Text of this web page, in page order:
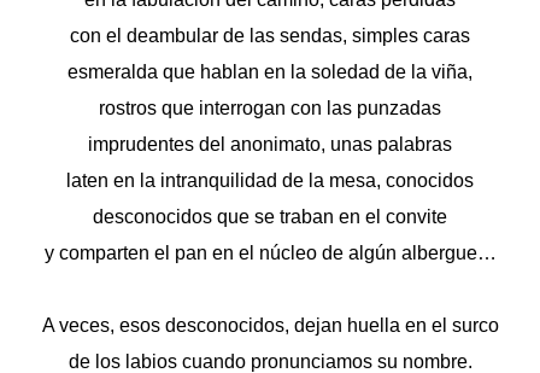
con el deambular de las sendas, simples caras
esmeralda que hablan en la soledad de la viña,
rostros que interrogan con las punzadas
imprudentes del anonimato, unas palabras
laten en la intranquilidad de la mesa, conocidos
desconocidos que se traban en el convite
y comparten el pan en el núcleo de algún albergue…
A veces, esos desconocidos, dejan huella en el surco
de los labios cuando pronunciamos su nombre.